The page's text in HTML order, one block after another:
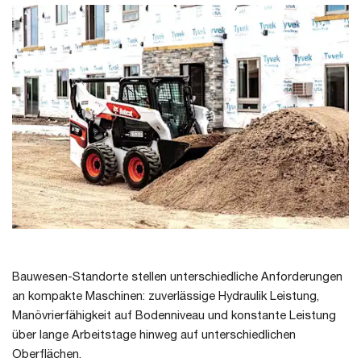
Bauwesen-Standorte stellen unterschiedliche Anforderungen
an kompakte Maschinen: zuverlässige Hydraulik Leistung,
Manövrierfähigkeit auf Bodenniveau und konstante Leistung
über lange Arbeitstage hinweg auf unterschiedlichen
Oberflächen.